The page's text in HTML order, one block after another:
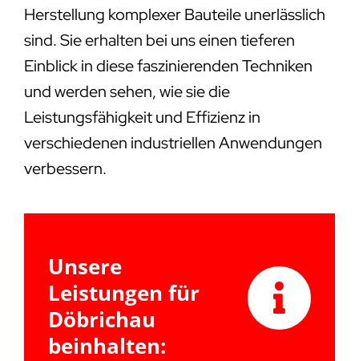
Herstellung komplexer Bauteile unerlässlich
sind. Sie erhalten bei uns einen tieferen
Einblick in diese faszinierenden Techniken
und werden sehen, wie sie die
Leistungsfähigkeit und Effizienz in
verschiedenen industriellen Anwendungen
verbessern.
Unsere
Leistungen für
Döbrichau
beinhalten: